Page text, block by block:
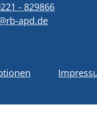
- 829866
apd.de